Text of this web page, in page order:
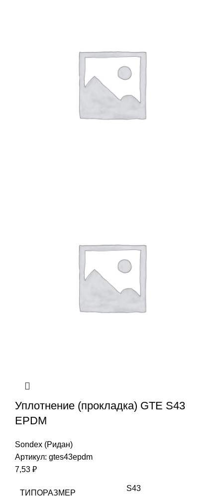
Уплотнение (прокладка) GTE S43
EPDM
Sondex (Ридан)
Артикул: gtes43epdm
7,53 ₽
ТИПОРАЗМЕР
S43